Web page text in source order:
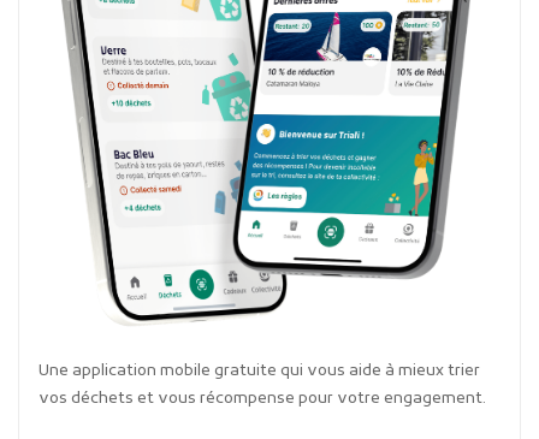
Une application mobile gratuite qui vous aide à mieux trier
vos déchets et vous récompense pour votre engagement.